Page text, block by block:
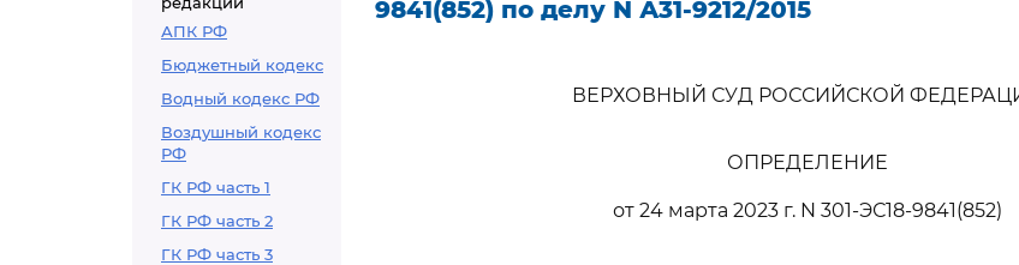
АПК РФ
Бюджетный кодекс
Водный кодекс РФ
Воздушный кодекс
РФ
ГК РФ часть 1
ГК РФ часть 2
ГК РФ часть 3
9841(852) по делу N А31-9212/2015
ВЕРХОВНЫЙ СУД РОССИЙСКОЙ
ОПРЕДЕЛЕНИЕ
от 24 марта 2023 г. N 301-ЭС18-9841(852)